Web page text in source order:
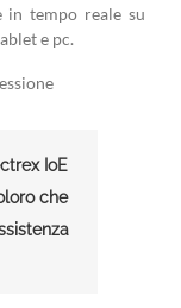
in tempo reale su
e pc.
IoE
che